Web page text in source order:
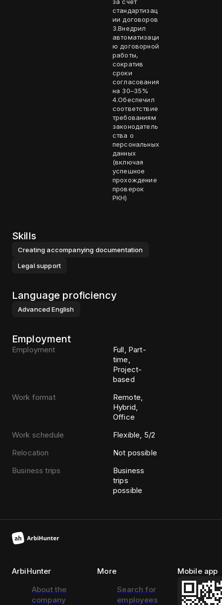
стандартизац
ии договоров
3.Внедрил
автоматизаци
ю договорной
работы,
сократив
сроки
согласования
на 30–35%
4.Обеспечил
соответствие
требованиям
законодатель
ства о
персональных
данных
(включая
успешное
прохождение
проверок
РКН)
Skills
Creating accompanying documentation
Legal support
Language proficiency
Advanced English
Employment
Employment
Full, Part-
time,
Project-
based
Work format
Remote,
Hybrid,
Office
Work schedule
Flexible, 5/2
Relocation
Not possible
Business trips
Business
trips
possible
ArbiHunter
About the
company
More
Search for
employees
Mobile app